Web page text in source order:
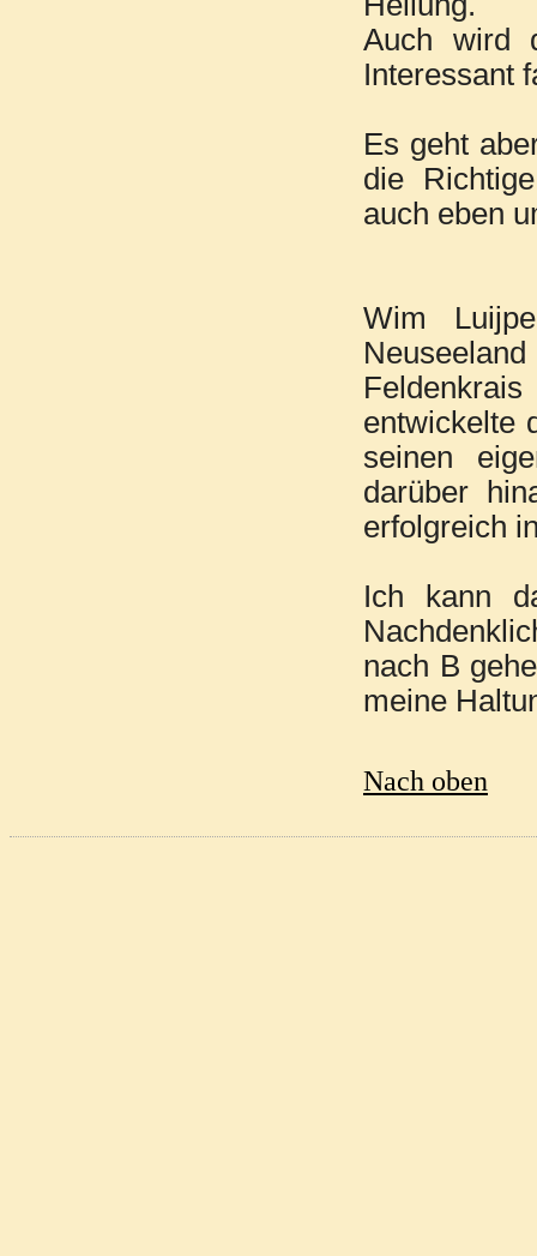
Auch wird
Interessant
Es geht
die
auch eben
Wim
entwickelte
seinen
darüber
erfolgreich
Ich kann
nach B
meine
Nach oben